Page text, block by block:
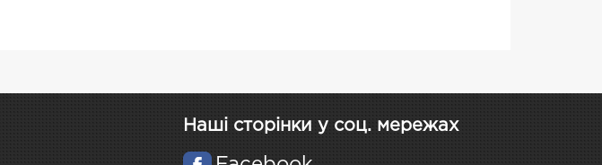
Наші сторінки у соц. мережах